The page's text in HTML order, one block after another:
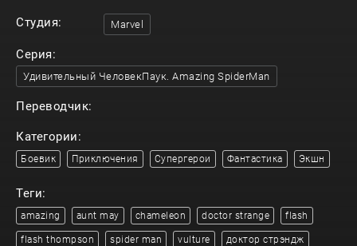
Студия: Marvel
Серия:
Удивительный ЧеловекПаук. Amazing SpiderMan
Переводчик:
Категории:
Боевик Приключения Супергерои Фантастика Экшн
Теги:
amazing aunt may chameleon doctor strange flash
flash thompson spider man vulture доктор стрэндж